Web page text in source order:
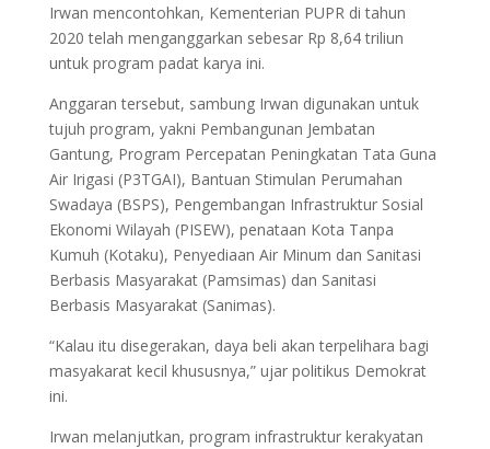
Irwan mencontohkan, Kementerian PUPR di tahun
2020 telah menganggarkan sebesar Rp 8,64 triliun
untuk program padat karya ini.
Anggaran tersebut, sambung Irwan digunakan untuk
tujuh program, yakni Pembangunan Jembatan
Gantung, Program Percepatan Peningkatan Tata Guna
Air Irigasi (P3TGAI), Bantuan Stimulan Perumahan
Swadaya (BSPS), Pengembangan Infrastruktur Sosial
Ekonomi Wilayah (PISEW), penataan Kota Tanpa
Kumuh (Kotaku), Penyediaan Air Minum dan Sanitasi
Berbasis Masyarakat (Pamsimas) dan Sanitasi
Berbasis Masyarakat (Sanimas).
“Kalau itu disegerakan, daya beli akan terpelihara bagi
masyakarat kecil khususnya,” ujar politikus Demokrat
ini.
Irwan melanjutkan, program infrastruktur kerakyatan